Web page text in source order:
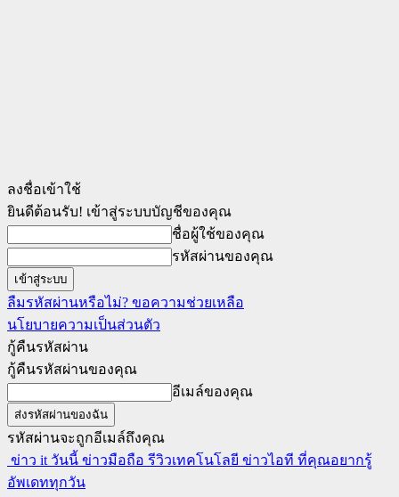
ลงชื่อเข้าใช้
ยินดีต้อนรับ! เข้าสู่ระบบบัญชีของคุณ
ชื่อผู้ใช้ของคุณ
รหัสผ่านของคุณ
ลืมรหัสผ่านหรือไม่? ขอความช่วยเหลือ
นโยบายความเป็นส่วนตัว
กู้คืนรหัสผ่าน
กู้คืนรหัสผ่านของคุณ
อีเมล์ของคุณ
รหัสผ่านจะถูกอีเมล์ถึงคุณ
ข่าว it วันนี้ ข่าวมือถือ รีวิวเทคโนโลยี ข่าวไอที ที่คุณอยากรู้
อัพเดททุกวัน